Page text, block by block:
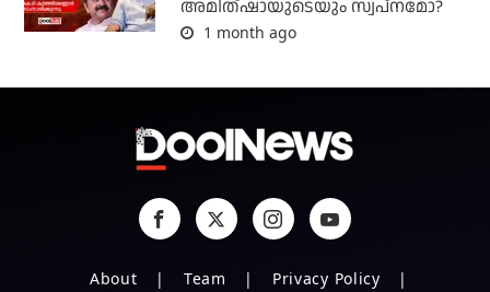
അമിത്ഷായുടെയും സ്വപ്നമോ?
1 month ago
About Team Privacy Policy